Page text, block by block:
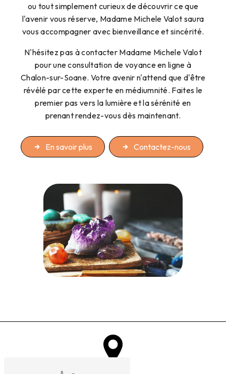
ou tout simplement curieux de découvrir ce que
l'avenir vous réserve, Madame Michele Valot saura
vous accompagner avec bienveillance et sincérité.
N'hésitez pas à contacter Madame Michele Valot
pour une consultation de voyance en ligne à
Chalon-sur-Soane. Votre avenir n'attend que d'être
révélé par cette experte en médiumnité. Faites le
premier pas vers la lumière et la sérénité en
prenant rendez-vous dès maintenant.
En savoir plus Contactez-nous